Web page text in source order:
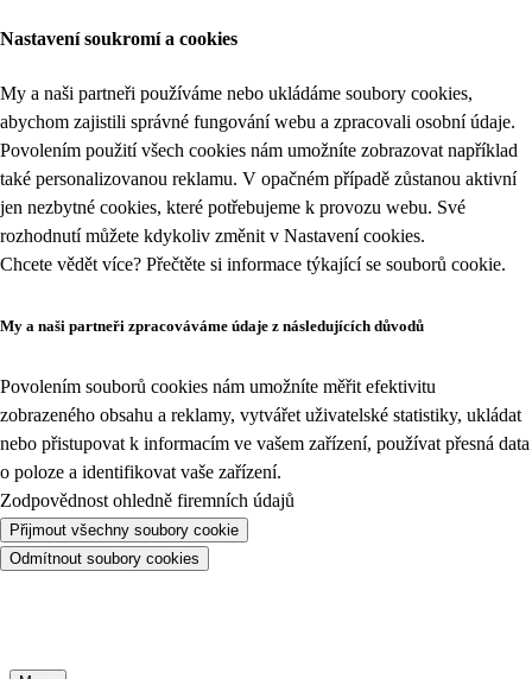
Nastavení soukromí a cookies
My a naši partneři používáme nebo ukládáme soubory cookies,
abychom zajistili správné fungování webu a zpracovali osobní údaje.
Povolením použití všech cookies nám umožníte zobrazovat například
také personalizovanou reklamu. V opačném případě zůstanou aktivní
jen nezbytné cookies, které potřebujeme k provozu webu. Své
rozhodnutí můžete kdykoliv změnit v Nastavení cookies.
Chcete vědět více? Přečtěte si informace týkající se souborů cookie.
My a naši partneři zpracováváme údaje z následujících důvodů
Povolením souborů cookies nám umožníte měřit efektivitu
zobrazeného obsahu a reklamy, vytvářet uživatelské statistiky, ukládat
nebo přistupovat k informacím ve vašem zařízení, používat přesná data
o poloze a identifikovat vaše zařízení.
Zodpovědnost ohledně firemních údajů
Přijmout všechny soubory cookie
Odmítnout soubory cookies